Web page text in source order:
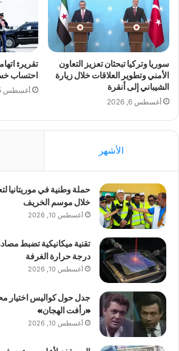
سوريا وتركيا تبحثان تعزيز التعاون
الأمني وتطوير العلاقات خلال زيارة
الشيباني إلى أنقرة
أغسطس 6, 2026
تقرير:
احتساب
أغسطس 5, 2026
الأشهر
حملة وطنية في موريتانيا
خلال موسم الخريف
أغسطس 10, 2026
تقنية ميكانيكية تضبط
درجة حرارة الغرفة
أغسطس 10, 2026
جدل حول كواليس اختيار
«رأفت الهجان»
أغسطس 10, 2026